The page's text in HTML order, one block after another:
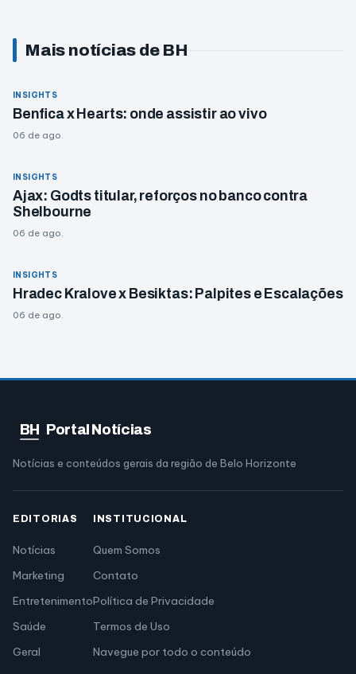
Mais notícias de BH
INSIGHTS
Benfica x Hearts: onde assistir ao vivo
06 de ago.
INSIGHTS
Ajax: Godts titular, reforços no banco contra
Shelbourne
06 de ago.
INSIGHTS
Hradec Kralove x Besiktas: Palpites e Escalações
06 de ago.
BH Portal Notícias
Notícias e conteúdos gerais da região de Belo Horizonte
EDITORIAS
Notícias
Marketing
Entretenimento
Saúde
Geral
INSTITUCIONAL
Quem Somos
Contato
Política de Privacidade
Termos de Uso
Navegue por todo o conteúdo